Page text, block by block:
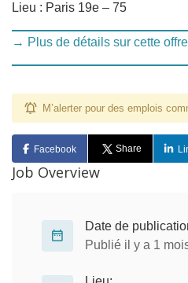
Lieu : Paris 19e – 75
→ Plus de détails sur cette offre
M’alerter pour des emplois
Facebook Share
Job Overview
Date de
Publié il y a 1